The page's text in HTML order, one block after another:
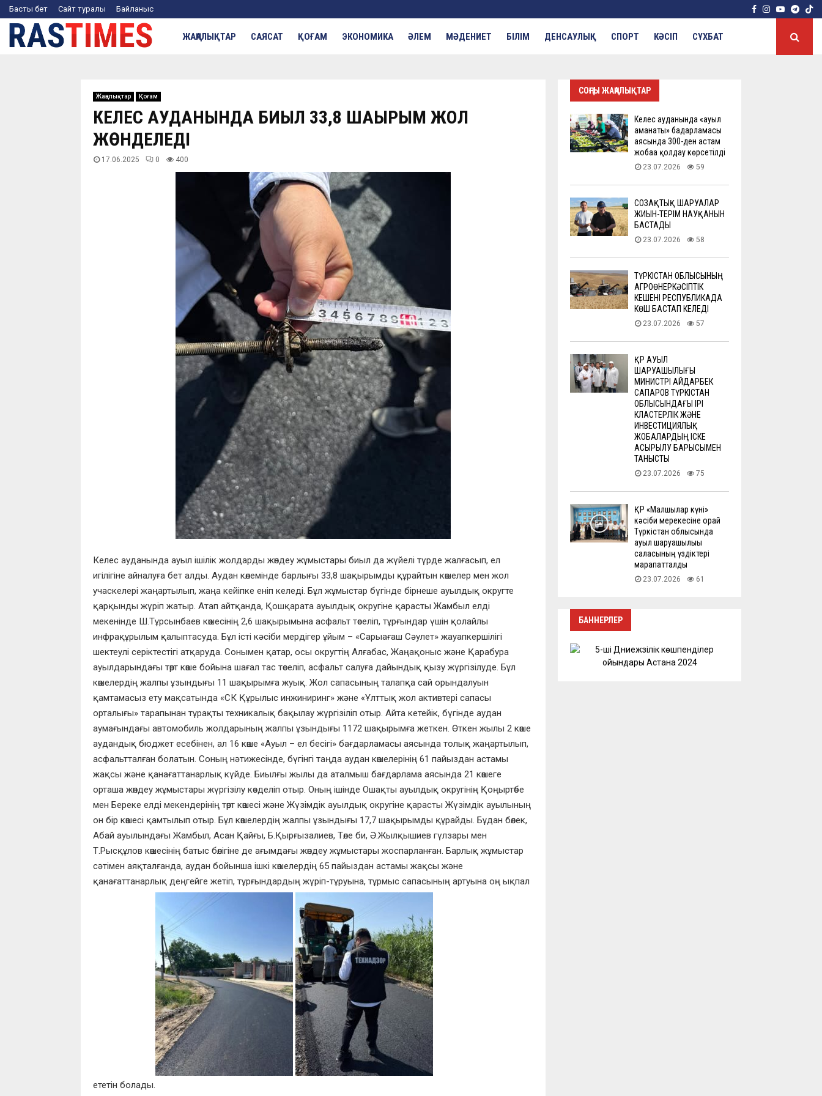
Басты бет Сайт туралы Байланыс Facebook
Instagram
Youtube
ЖАҢАЛЫҚТАР САЯСАТ ҚОҒАМ ЭКОНОМИКА ӘЛЕМ МӘДЕНИЕТ БІЛІМ ДЕНСАУЛЫҚ СПОРТ КӘСІП СҰХБАТ
Жаңалықтар Қоғам
КЕЛЕС АУДАНЫНДА БИЫЛ 33,8 ШАҚЫРЫМ ЖОЛ
ЖӨНДЕЛЕДІ
17.06.2025 0 400
Келес ауданында ауыл ішілік жолдарды жөндеу жұмыстары биыл да жүйелі түрде жалғасып, ел
игілігіне айналуға бет алды. Аудан көлемінде барлығы 33,8 шақырымды құрайтын көшелер мен жол
учаскелері жаңартылып, жаңа кейіпке еніп келеді. Бұл жұмыстар бүгінде бірнеше ауылдық округте
қарқынды жүріп жатыр. Атап айтқанда, Қошқарата ауылдық округіне қарасты Жамбыл елді
мекенінде Ш.Тұрсынбаев көшесінің 2,6 шақырымына асфальт төселіп, тұрғындар үшін қолайлы
инфрақұрылым қалыптасуда. Бұл істі кәсіби мердігер ұйым – «Сарыағаш Сәулет» жауапкершілігі
шектеулі серіктестігі атқаруда. Сонымен қатар, осы округтің Алғабас, Жаңақоныс және Қарабура
ауылдарындағы төрт көше бойына шағал тас төселіп, асфальт салуға дайындық қызу жүргізілуде. Бұл
көшелердің жалпы ұзындығы 11 шақырымға жуық. Жол сапасының талапқа сай орындалуын
қамтамасыз ету мақсатында «СК Құрылыс инжиниринг» және «Ұлттық жол активтері сапасы
орталығы» тарапынан тұрақты техникалық бақылау жүргізіліп отыр. Айта кетейік, бүгінде аудан
аумағындағы автомобиль жолдарының жалпы ұзындығы 1172 шақырымға жеткен. Өткен жылы 2 көше
аудандық бюджет есебінен, ал 16 көше «Ауыл – ел бесігі» бағдарламасы аясында толық жаңартылып,
асфальтталған болатын. Соның нәтижесінде, бүгінгі таңда аудан көшелерінің 61 пайыздан астамы
жақсы және қанағаттанарлық күйде. Биылғы жылы да аталмыш бағдарлама аясында 21 көшеге
орташа жөндеу жұмыстары жүргізілу көзделіп отыр. Оның ішінде Ошақты ауылдық округінің Қоңыртөбе
мен Береке елді мекендерінің төрт көшесі және Жүзімдік ауылдық округіне қарасты Жүзімдік ауылының
он бір көшесі қамтылып отыр. Бұл көшелердің жалпы ұзындығы 17,7 шақырымды құрайды. Бұдан бөлек,
Абай ауылындағы Жамбыл, Асан Қайғы, Б.Қырғызалиев, Төле би, Ә.Жылқышиев гүлзары мен
Т.Рысқұлов көшесінің батыс бөлігіне де ағымдағы жөндеу жұмыстары жоспарланған. Барлық жұмыстар
сәтімен аяқталғанда, аудан бойынша ішкі көшелердің 65 пайыздан астамы жақсы және
қанағаттанарлық деңгейге жетіп, тұрғындардың жүріп-тұруына, тұрмыс сапасының артуына оң ықпал
ететін болады.
СОҢҒЫ ЖАҢАЛЫҚТАР
Келес ауданында «ауыл
аманаты» бағдарламасы
аясында 300-ден астам
жобаға қолдау көрсетілді
23.07.2026 59
СОЗАҚТЫҚ ШАРУАЛАР
ЖИЫН-ТЕРІМ НАУҚАНЫН
БАСТАДЫ
23.07.2026 58
ТҮРКІСТАН ОБЛЫСЫНЫҢ
АГРОӨНЕРКӘСІПТІК
КЕШЕНІ РЕСПУБЛИКАДА
КӨШ БАСТАП КЕЛЕДІ
23.07.2026 57
ҚР АУЫЛ
ШАРУАШЫЛЫҒЫ
МИНИСТРІ АЙДАРБЕК
САПАРОВ ТҮРКІСТАН
ОБЛЫСЫНДАҒЫ ІРІ
КЛАСТЕРЛІК ЖӘНЕ
ИНВЕСТИЦИЯЛЫҚ
ЖОБАЛАРДЫҢ ІСКЕ
АСЫРЫЛУ БАРЫСЫМЕН
ТАНЫСТЫ
23.07.2026 75
ҚР «Малшылар күні»
кәсіби мерекесіне орай
Түркістан облысында
ауыл шаруашылығы
саласының үздіктері
марапатталды
23.07.2026 61
БАННЕРЛЕР